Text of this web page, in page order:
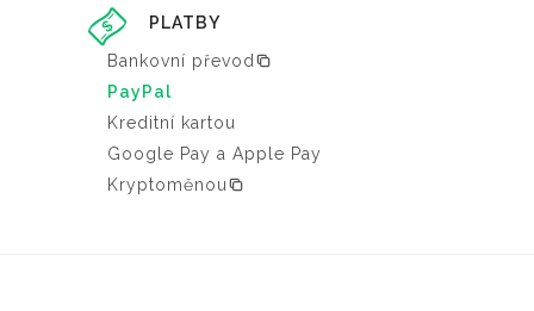
PLATBY
Bankovní převod
PayPal
Kreditní kartou
Google Pay a Apple Pay
Kryptoměnou